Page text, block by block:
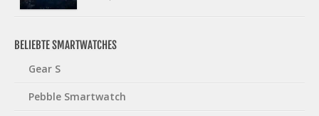
BELIEBTE SMARTWATCHES
Gear S
Pebble Smartwatch